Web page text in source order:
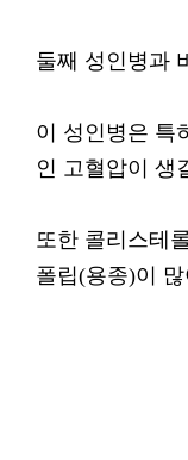
둘째 성인병과
이 성인병은 특
인 고혈압이 생
또한 콜리스테
폴립(용종)이